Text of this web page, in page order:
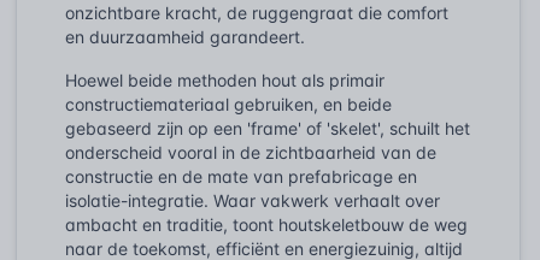
onzichtbare kracht, de ruggengraat die comfort
en duurzaamheid garandeert.
Hoewel beide methoden hout als primair
constructiemateriaal gebruiken, en beide
gebaseerd zijn op een 'frame' of 'skelet', schuilt het
onderscheid vooral in de zichtbaarheid van de
constructie en de mate van prefabricage en
isolatie-integratie. Waar vakwerk verhaalt over
ambacht en traditie, toont houtskeletbouw de weg
naar de toekomst, efficiënt en energiezuinig, altijd